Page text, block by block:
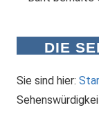
DIE
Sie sind hier: